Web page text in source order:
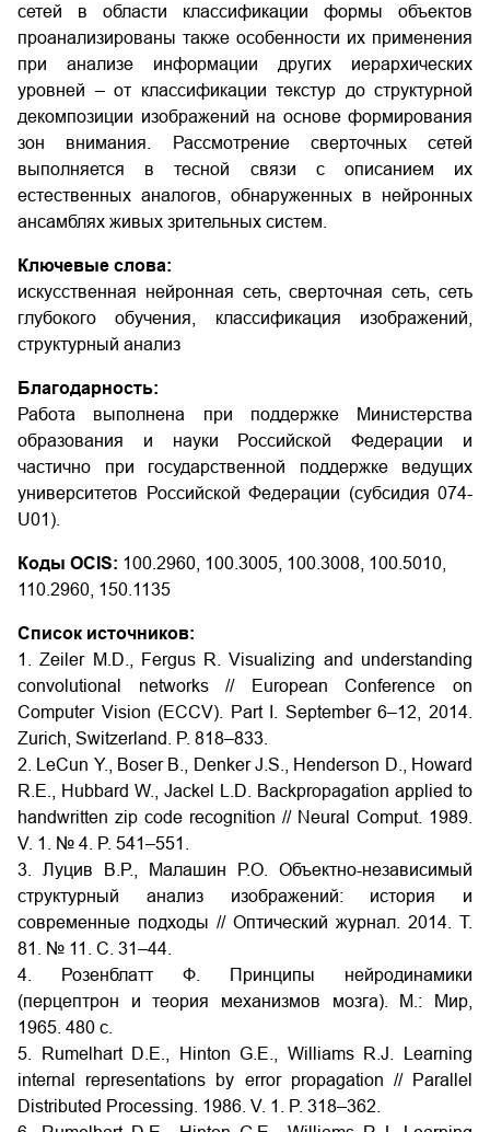
сетей в области классификации формы объектов
проанализированы также особенности их применения
при анализе информации других иерархических
уровней – от классификации текстур до структурной
декомпозиции изображений на основе формирования
зон внимания. Рассмотрение сверточных сетей
выполняется в тесной связи с описанием их
естественных аналогов, обнаруженных в нейронных
ансамблях живых зрительных систем.
Ключевые слова:
искусственная нейронная сеть, сверточная сеть, сеть
глубокого обучения, классификация изображений,
структурный анализ
Благодарность:
Работа выполнена при поддержке Министерства
образования и науки Российской Федерации и
частично при государственной поддержке ведущих
университетов Российской Федерации (субсидия 074-
U01).
Коды OCIS: 100.2960, 100.3005, 100.3008, 100.5010,
110.2960, 150.1135
Список источников:
1. Zeiler M.D., Fergus R. Visualizing and understanding
convolutional networks // European Conference on
Computer Vision (ECCV). Part I. September 6–12, 2014.
Zurich, Switzerland. P. 818–833.
2. LeCun Y., Boser B., Denker J.S., Henderson D., Howard
R.E., Hubbard W., Jackel L.D. Backpropagation applied to
handwritten zip code recognition // Neural Comput. 1989.
V. 1. № 4. P. 541–551.
3. Луцив В.Р., Малашин Р.О. Объектно-независимый
структурный анализ изображений: история и
современные подходы // Оптический журнал. 2014. Т.
81. № 11. C. 31–44.
4. Розенблатт Ф. Принципы нейродинамики
(перцептрон и теория механизмов мозга). М.: Мир,
1965. 480 с.
5. Rumelhart D.E., Hinton G.E., Williams R.J. Learning
internal representations by error propagation // Parallel
Distributed Processing. 1986. V. 1. P. 318–362.